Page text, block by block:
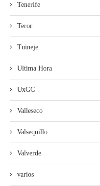
Tenerife
Teror
Tuineje
Ultima Hora
UxGC
Valleseco
Valsequillo
Valverde
varios